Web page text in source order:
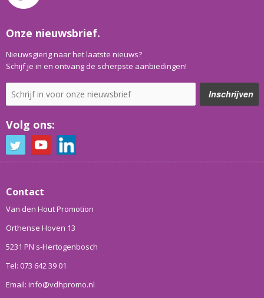
Onze nieuwsbrief.
Nieuwsgierig naar het laatste nieuws?
Schijf je in en ontvang de scherpste aanbiedingen!
Volg ons:
Contact
Van den Hout Promotion
Orthense Hoven 13
5231 PN s-Hertogenbosch
Tel: 073 642 39 01
Email: info@vdhpromo.nl